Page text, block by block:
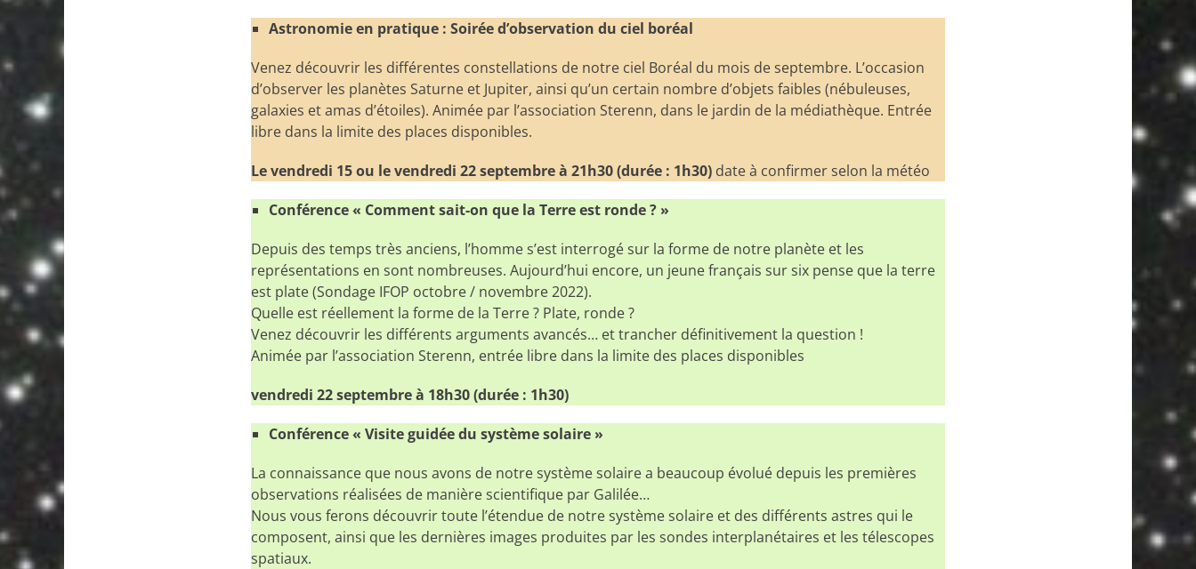
Astronomie en pratique : Soirée d’observation du ciel boréal
Venez découvrir les différentes constellations de notre ciel Boréal du mois de septembre. L’occasion
d’observer les planètes Saturne et Jupiter, ainsi qu’un certain nombre d’objets faibles (nébuleuses,
galaxies et amas d’étoiles). Animée par l’association Sterenn, dans le jardin de la médiathèque. Entrée
libre dans la limite des places disponibles.
Le vendredi 15 ou le vendredi 22 septembre à 21h30 (durée : 1h30) date à confirmer selon la météo
Conférence « Comment sait-on que la Terre est ronde ? »
Depuis des temps très anciens, l’homme s’est interrogé sur la forme de notre planète et les
représentations en sont nombreuses. Aujourd’hui encore, un jeune français sur six pense que la terre
est plate (Sondage IFOP octobre / novembre 2022).
Quelle est réellement la forme de la Terre ? Plate, ronde ?
Venez découvrir les différents arguments avancés… et trancher définitivement la question !
Animée par l’association Sterenn, entrée libre dans la limite des places disponibles
vendredi 22 septembre à 18h30 (durée : 1h30)
Conférence « Visite guidée du système solaire »
La connaissance que nous avons de notre système solaire a beaucoup évolué depuis les premières
observations réalisées de manière scientifique par Galilée…
Nous vous ferons découvrir toute l’étendue de notre système solaire et des différents astres qui le
composent, ainsi que les dernières images produites par les sondes interplanétaires et les télescopes
spatiaux.